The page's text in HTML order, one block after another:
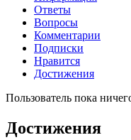
Ответы
Вопросы
Комментарии
Подписки
Нравится
Достижения
Пользователь пока
Достижения